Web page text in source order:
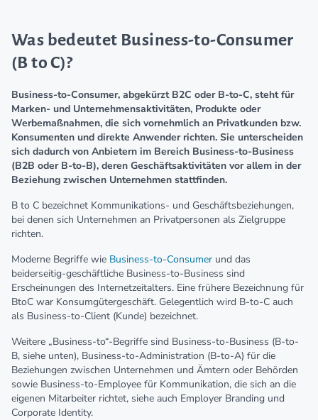
Was bedeutet Business-to-Consumer
(B to C)?
Business-to-Consumer, abgekürzt B2C oder B-to-C, steht für
Marken- und Unternehmensaktivitäten, Produkte oder
Werbemaßnahmen, die sich vornehmlich an Privatkunden bzw.
Konsumenten und direkte Anwender richten. Sie unterscheiden
sich dadurch von Anbietern im Bereich Business-to-Business
(B2B oder B-to-B), deren Geschäftsaktivitäten vor allem in der
Beziehung zwischen Unternehmen stattfinden.
B to C bezeichnet Kommunikations- und Geschäftsbeziehungen,
bei denen sich Unternehmen an Privatpersonen als Zielgruppe
richten.
Moderne Begriffe wie Business-to-Consumer und das
beiderseitig-geschäftliche Business-to-Business sind
Erscheinungen des Internetzeitalters. Eine frühere Bezeichnung für
BtoC war Konsumgütergeschäft. Gelegentlich wird B-to-C auch
als Business-to-Client (Kunde) bezeichnet.
Weitere „Business-to“-Begriffe sind Business-to-Business (B-to-
B, siehe unten), Business-to-Administration (B-to-A) für die
Beziehungen zwischen Unternehmen und Ämtern oder Behörden
sowie Business-to-Employee für Kommunikation, die sich an die
eigenen Mitarbeiter richtet, siehe auch Employer Branding und
Corporate Identity.